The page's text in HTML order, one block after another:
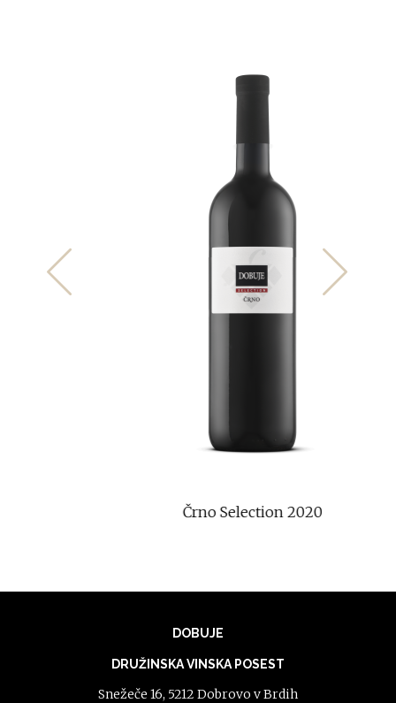
Črno Selection 2020
DOBUJE
DRUŽINSKA VINSKA POSEST
Snežeče 16, 5212 Dobrovo v Brdih